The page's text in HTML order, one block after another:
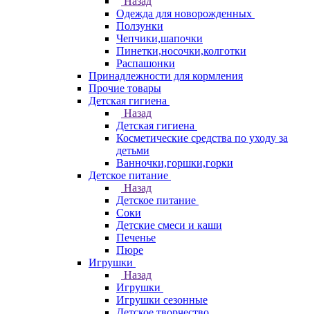
Одежда для новорожденных
Ползунки
Чепчики,шапочки
Пинетки,носочки,колготки
Распашонки
Принадлежности для кормления
Прочие товары
Детская гигиена
Назад
Детская гигиена
Косметические средства по уходу за
детьми
Ванночки,горшки,горки
Детское питание
Назад
Детское питание
Соки
Детские смеси и каши
Печенье
Пюре
Игрушки
Назад
Игрушки
Игрушки сезонные